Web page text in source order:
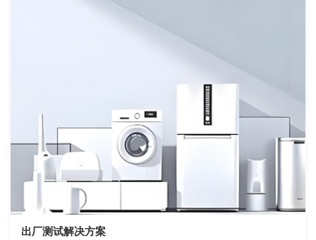
出厂测试解决方案